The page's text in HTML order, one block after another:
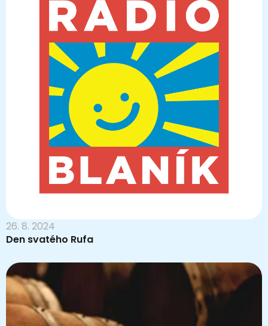
26. 8. 2024
Den svatého Rufa